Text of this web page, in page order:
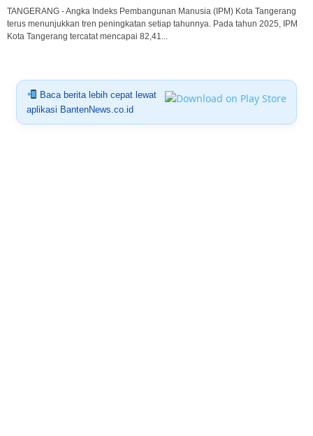
TANGERANG - Angka Indeks Pembangunan Manusia (IPM) Kota Tangerang
terus menunjukkan tren peningkatan setiap tahunnya. Pada tahun 2025, IPM
Kota Tangerang tercatat mencapai 82,41...
Baca berita lebih cepat lewat
aplikasi BantenNews.co.id